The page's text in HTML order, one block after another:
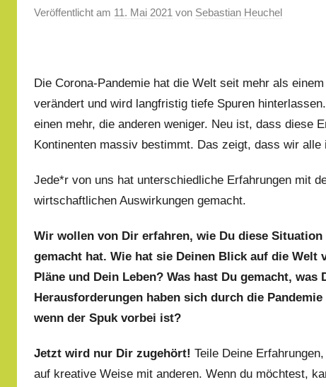
Veröffentlicht am 11. Mai 2021 von Sebastian Heuchel
Die Corona-Pandemie hat die Welt seit mehr als
verändert und wird langfristig tiefe Spuren
einen mehr, die anderen weniger. Neu ist, dass diese
Kontinenten massiv bestimmt. Das zeigt, dass wir alle
Jede*r von uns hat unterschiedliche Erfahrungen mit
wirtschaftlichen Auswirkungen gemacht.
Wir wollen von Dir erfahren, wie Du diese
gemacht hat. Wie hat sie Deinen Blick auf die Welt
Pläne und Dein Leben? Was hast Du gemacht,
Herausforderungen haben sich durch die
wenn der Spuk vorbei ist?
Jetzt wird nur Dir zugehört! Teile Deine
auf kreative Weise mit anderen. Wenn du möchtest,